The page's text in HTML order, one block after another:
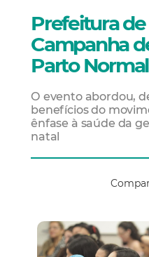
Prefeitura
Campanha
Parto
O evento abordou,
benefícios do
ênfase à saúde da
natal